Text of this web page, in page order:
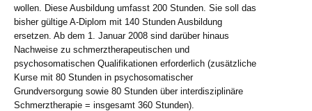
wollen. Diese Ausbildung umfasst 200 Stunden. Sie soll das
bisher gültige A-Diplom mit 140 Stunden Ausbildung
ersetzen. Ab dem 1. Januar 2008 sind darüber hinaus
Nachweise zu schmerztherapeutischen und
psychosomatischen Qualifikationen erforderlich (zusätzliche
Kurse mit 80 Stunden in psychosomatischer
Grundversorgung sowie 80 Stunden über interdisziplinäre
Schmerztherapie = insgesamt 360 Stunden).